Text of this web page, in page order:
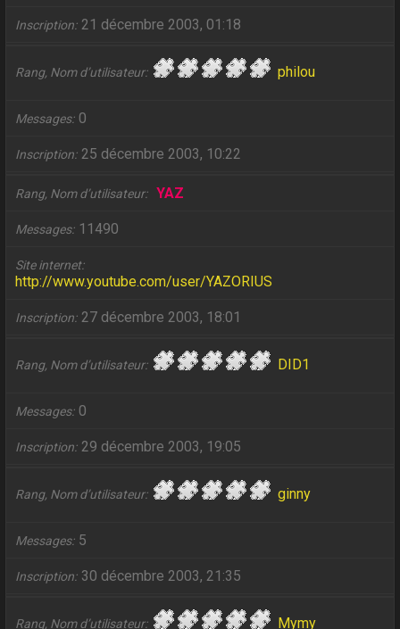
Inscription 21 décembre 2003, 01:18
Rang, Nom d’utilisateur philou
Messages 0
Inscription 25 décembre 2003, 10:22
Rang, Nom d’utilisateur YAZ
Messages 11490
Site internet
http://www.youtube.com/user/YAZORIUS
Inscription 27 décembre 2003, 18:01
Rang, Nom d’utilisateur DID1
Messages 0
Inscription 29 décembre 2003, 19:05
Rang, Nom d’utilisateur ginny
Messages 5
Inscription 30 décembre 2003, 21:35
Rang, Nom d’utilisateur Mymy